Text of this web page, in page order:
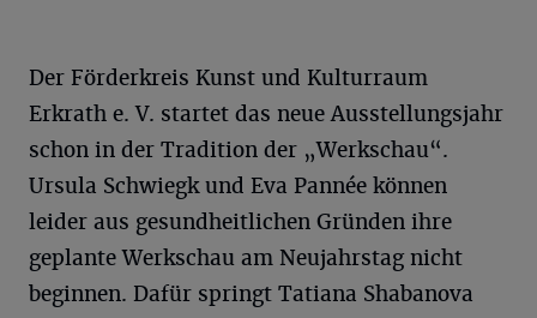
Der Förderkreis Kunst und Kulturraum
Erkrath e. V. startet das neue Ausstellungsjahr
schon in der Tradition der „Werkschau“.
Ursula Schwiegk und Eva Pannée können
leider aus gesundheitlichen Gründen ihre
geplante Werkschau am Neujahrstag nicht
beginnen. Dafür springt Tatiana Shabanova